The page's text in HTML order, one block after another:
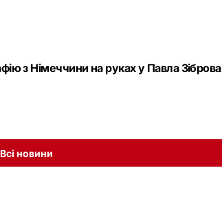
з Німеччини на руках у Павла Зіброва
Всі новини